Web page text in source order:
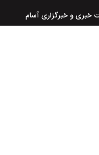
خبری و خبرگزاری آسام